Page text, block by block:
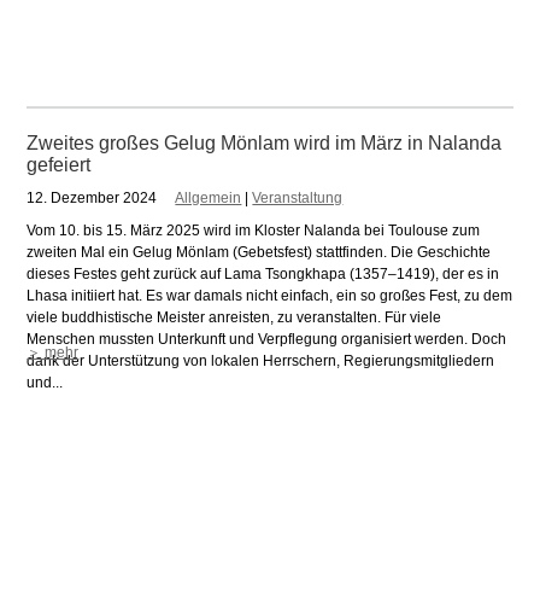
Zweites großes Gelug Mönlam wird im März in Nalanda
gefeiert
12. Dezember 2024 Allgemein |Veranstaltung
Vom 10. bis 15. März 2025 wird im Kloster Nalanda bei Toulouse zum
zweiten Mal ein Gelug Mönlam (Gebetsfest) stattfinden. Die Geschichte
dieses Festes geht zurück auf Lama Tsongkhapa (1357–1419), der es in
Lhasa initiiert hat. Es war damals nicht einfach, ein so großes Fest, zu dem
viele buddhistische Meister anreisten, zu veranstalten. Für viele
Menschen mussten Unterkunft und Verpflegung organisiert werden. Doch
dank der Unterstützung von lokalen Herrschern, Regierungsmitgliedern
und...
＞ mehr